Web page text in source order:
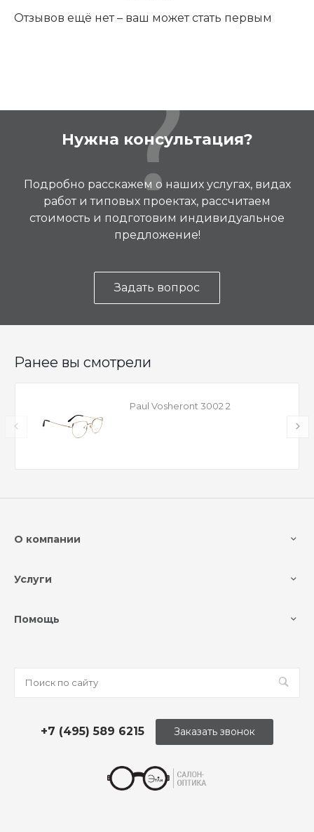
Отзывов ещё нет – ваш может стать первым
Нужна консультация?
Подробно расскажем о наших услугах, видах
работ и типовых проектах, рассчитаем
стоимость и подготовим индивидуальное
предложение!
Задать вопрос
Ранее вы смотрели
Paul Vosheront 3002 2
О компании
Услуги
Помощь
+7 (495) 589 6215 Заказать звонок